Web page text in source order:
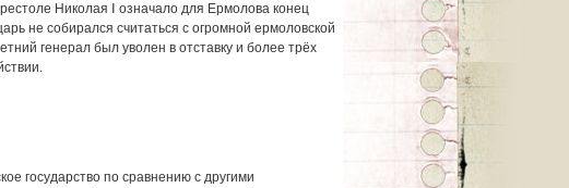
Николая Ⅰ означало для Ермолова конец
не собирался считаться с огромной ермоловской
генерал был уволен в отставку и более трёх
государство по сравнению с другими